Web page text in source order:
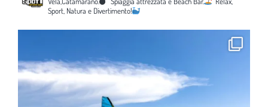
Sport, Natura e Divertimento!